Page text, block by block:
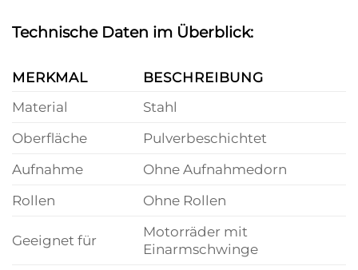
Technische Daten im Überblick:
MERKMAL
BESCHREIBUNG
Material
Stahl
Oberfläche
Pulverbeschichtet
Aufnahme
Ohne Aufnahmedorn
Rollen
Ohne Rollen
Geeignet für
Motorräder mit
Einarmschwinge